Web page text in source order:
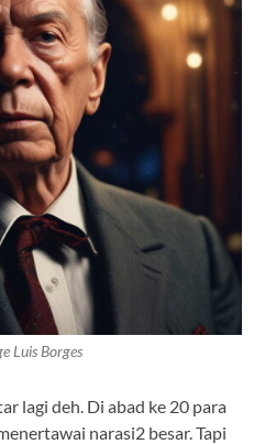
Luis Borges
lagi deh. Di abad ke 20 para
narasi2 besar. Tapi